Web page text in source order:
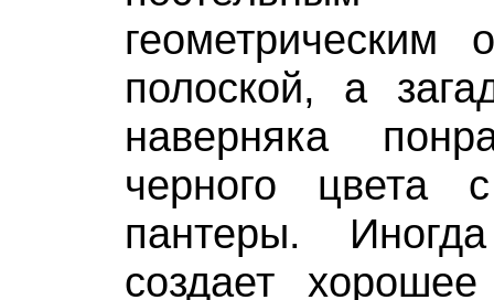
геометрическим
полоской, а
наверняка
черного цвета
пантеры.
создает